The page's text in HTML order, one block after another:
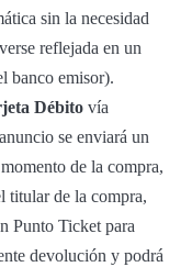
sin la necesidad
reflejada en un
banco emisor).
Débito vía
se enviará un
de la compra,
titular de la compra,
Punto Ticket para
devolución y podrá